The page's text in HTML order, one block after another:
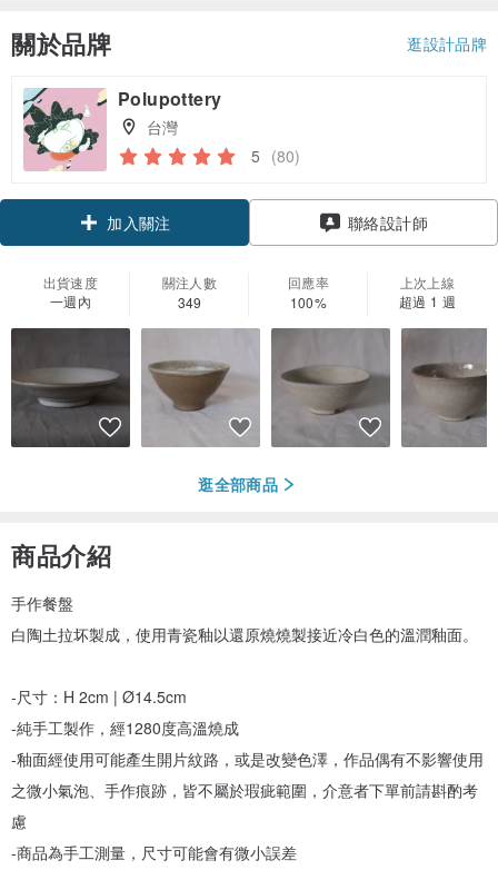
關於品牌 逛設計品牌
Polupottery
台灣
5 (80)
加入關注 聯絡設計師
出貨速度
一週內
關注人數
349
回應率
100%
上次上線
超過 1 週
逛全部商品
商品介紹
手作餐盤
白陶土拉坏製成，使用青瓷釉以還原燒燒製接近冷白色的溫潤釉面。
-尺寸：H 2cm | Ø14.5cm
-純手工製作，經1280度高溫燒成
-釉面經使用可能產生開片紋路，或是改變色澤，作品偶有不影響使用
之微小氣泡、手作痕跡，皆不屬於瑕疵範圍，介意者下單前請斟酌考
慮
-商品為手工測量，尺寸可能會有微小誤差